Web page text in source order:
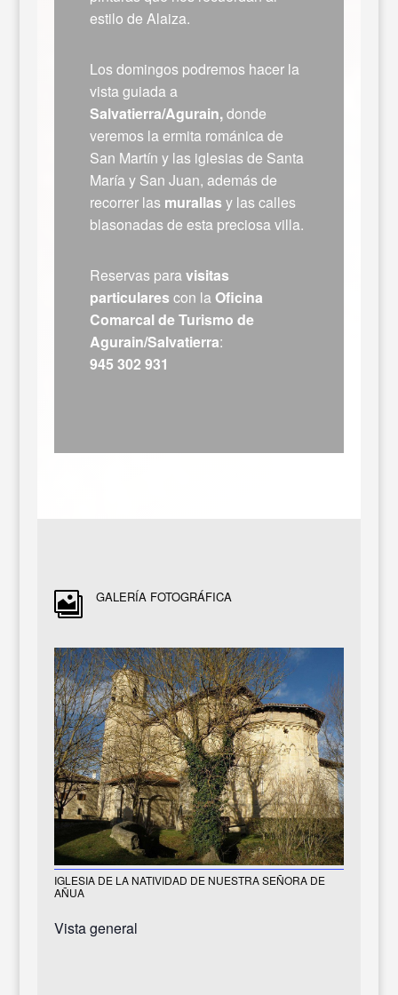
estilo de Alaiza.
Los domingos podremos hacer la
vista guiada a
Salvatierra/Agurain,donde
veremos la ermita románica de
San Martín y las iglesias de Santa
María y San Juan, además de
recorrer las murallas y las calles
blasonadas de esta preciosa villa.
Reservas paravisitas
particulares con laOficina
Comarcal de Turismo de
Agurain/Salvatierra:
945 302 931
 GALERÍA FOTOGRÁFICA
IGLESIA DE LA NATIVIDAD DE NUESTRA SEÑORA DE
AÑUA
Vista general